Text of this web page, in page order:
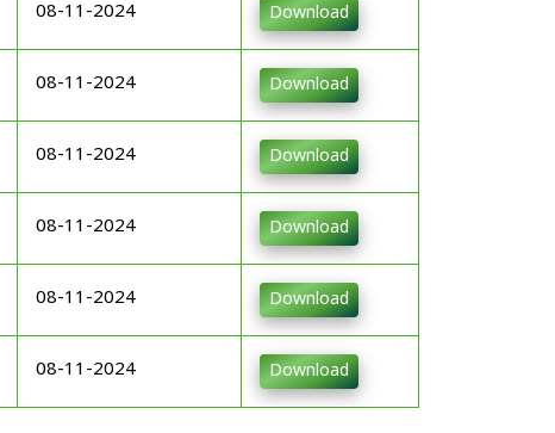
08-11-2024 Download
08-11-2024 Download
08-11-2024 Download
08-11-2024 Download
08-11-2024 Download
08-11-2024 Download